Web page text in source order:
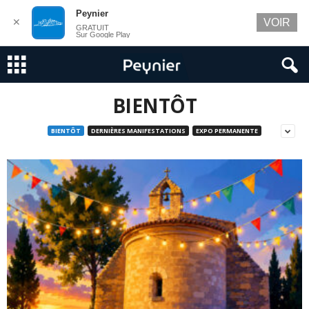
BIENTÔT
BIENTÔT DERNIÈRES MANIFESTATIONS EXPO PERMANENTE
✕
Peynier
GRATUIT
Sur Google Play
VOIR